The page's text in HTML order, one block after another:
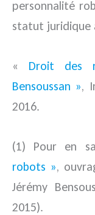
personnalité
statut juridique
« Droit des
Bensoussan »,
2016.
(1) Pour en
robots »,
Jérémy
2015).